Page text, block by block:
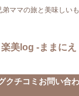
弟ママの旅と美味しい
美log -ままにえ
クチコミ お問い合